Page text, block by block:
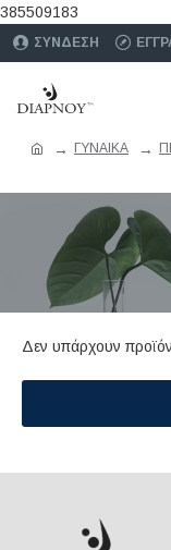
385509183
ΣΥΝΔΕΣΗ
ΓΥΝΑΙΚΑ
Δεν υπάρχουν